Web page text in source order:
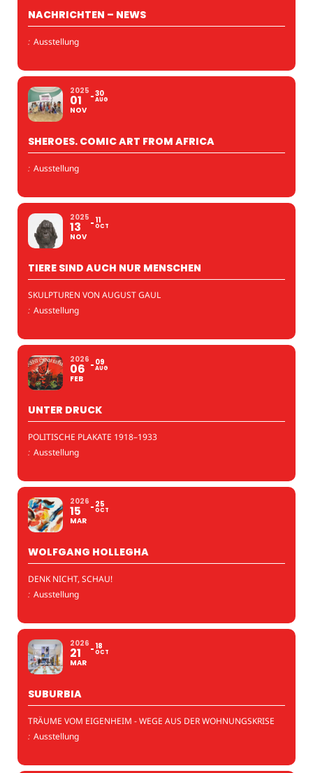
NACHRICHTEN – NEWS
: Ausstellung
2025
01
NOV
30
AUG
SHEROES. COMIC ART FROM AFRICA
: Ausstellung
2025
13
NOV
11
OCT
TIERE SIND AUCH NUR MENSCHEN
SKULPTUREN VON AUGUST GAUL
: Ausstellung
2026
06
FEB
09
AUG
UNTER DRUCK
POLITISCHE PLAKATE 1918–1933
: Ausstellung
2026
15
MAR
25
OCT
WOLFGANG HOLLEGHA
DENK NICHT, SCHAU!
: Ausstellung
2026
21
MAR
18
OCT
SUBURBIA
TRÄUME VOM EIGENHEIM - WEGE AUS DER WOHNUNGSKRISE
: Ausstellung